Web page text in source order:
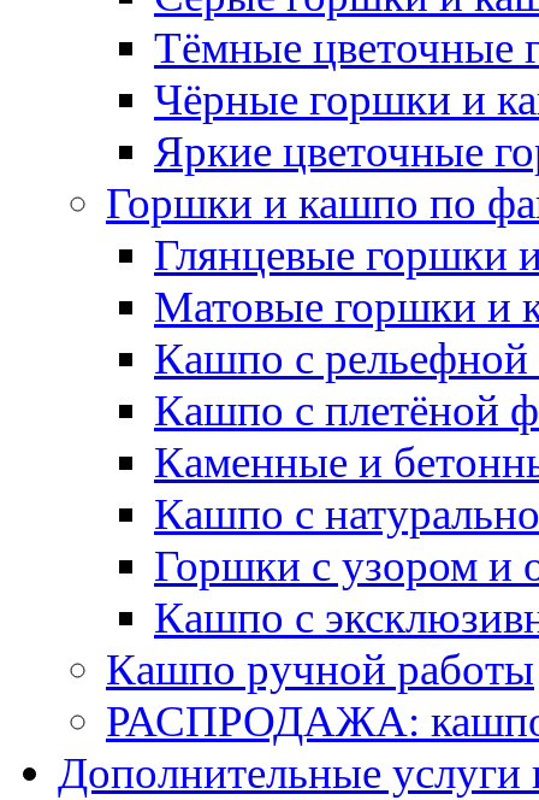
Тёмные цветочные
Чёрные горшки и
Яркие цветочные
Горшки и кашпо по
Глянцевые горшки
Матовые горшки и
Кашпо с рельефной
Кашпо с плетёной
Каменные и
Кашпо с
Горшки с узором и
Кашпо с
Кашпо ручной работы
РАСПРОДАЖА: кашпо
Дополнительные услуги